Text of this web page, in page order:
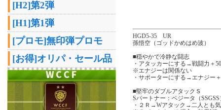
[H2]第2弾
[H1]第1弾
[プロモ]無印弾プロモ
[お得]オリパ・セール品
HGD5-35 UR
孫悟空（ゴッドかめはめ波）
■穏やかで冷静な闘志
・アタッカーにする→戦闘力＋
※エナジーは関係ない
・サポーターにする→エナジー
■堅牢のダブルアタックＳ
Sパートナー：ベジータ（SSGSS
・２Ｒ→Wアタック→二人とも